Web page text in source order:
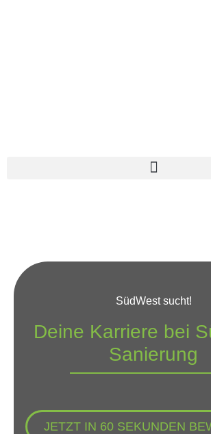
SüdWest sucht!
Deine Karriere bei
Sanierung
JETZT IN 60 SEKUNDEN